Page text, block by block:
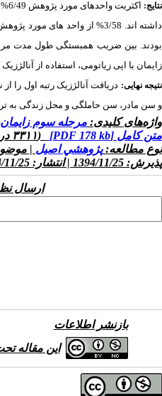
نتایج:
داشته اند. 3/58% از واحد های مورد پژوهش آنالژزیک دریافت نکرده اند و 5/67%
بودند. بین ضریب همبستگی طول مدت
زایمان با اپی زیاتومی، استفاده از
نتیجه نهایی: دریافت آنالژزیک رتبه اول
و سن مادر، سن حاملگی و محل زندگی به
واژه‌های کلیدی: مرحله سوم زایمان
متن کامل [PDF 178 kb]
(۳۳۱۱ دریافت)
نوع مطالعه:پژوهشي اصیل |
پذیرش: 1394/11/25 | انتشار: 1394/11/25
ارسال
بازنشر اطلاعات
این مقاله